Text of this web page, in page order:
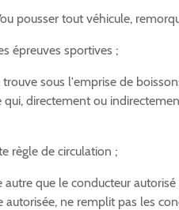
pousser tout véhicule,
épreuves sportives ;
trouve sous l'emprise de
qui, directement ou
règle de circulation ;
autre que le conducteur
autorisée, ne remplit pas les